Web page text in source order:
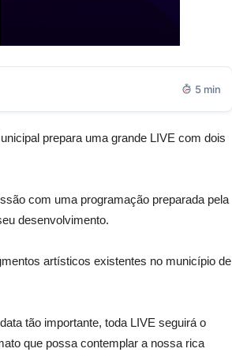
5 min
prepara uma grande LIVE com dois
com uma programação preparada pela
desenvolvimento.
artísticos existentes no município de
tão importante, toda LIVE seguirá o
que possa contemplar a nossa rica